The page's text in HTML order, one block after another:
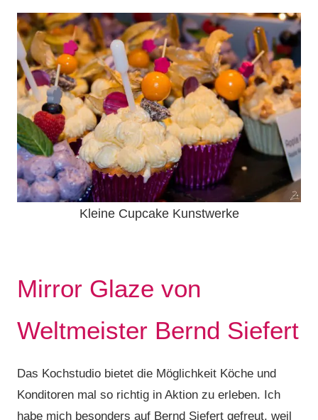
Kleine Cupcake Kunstwerke
Mirror Glaze von
Weltmeister Bernd Siefert
Das Kochstudio bietet die Möglichkeit Köche und
Konditoren mal so richtig in Aktion zu erleben. Ich
habe mich besonders auf Bernd Siefert gefreut, weil